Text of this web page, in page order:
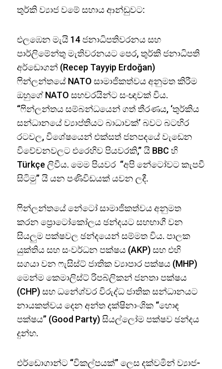
තුර්කි ව්‍යාජ වමේ සහාය ආන්ඩුවට:
එලඹෙන මැයි 14 ජනාධිපතිවරනය සහ
පාර්ලිමේන්තු මැතිවරනයට පෙර, තුර්කි ජනාධිපති
අර්ඩොගන් (Recep Tayyip Erdoğan)
ෆින්ලන්තයේ NATO සාමාජිකත්වය අනුමත කිරීම
ඔහුගේ NATO සහචරයින්ට සංඥාවක් විය.
“ෆින්ලන්තය සම්බන්ධයෙන් ගත් තීරණය, ‘තුර්කිය
සන්ධානයේ ව්‍යාප්තියට බාධාවක්’ බවට බටහිර
රටවල, විශේෂයෙන් එක්සත් ජනපදයේ වැඩෙන
විවේචනවලට එරෙහිව පියවරකි,” යි BBC හි
Türkçe ලිවීය. මෙම පියවර “අපි නේටෝවට කැපවී
සිටිමු” යි යන පණිවිඩයක් යවන ලදී.
ෆින්ලන්තයේ නේටෝ සාමාජිකත්වය අනුමත
කරන ප්‍රොටෝකෝලය ඡන්දයට සහභාගී වන
සියලුම පක්ෂවල ඡන්දයෙන් සම්මත විය. පාලක
යුක්තිය සහ සංවර්ධන පක්ෂය (AKP) සහ එහි
සගයා වන ෆැසිස්ට් ජාතික ව්‍යාපාර පක්ෂය (MHP)
මෙන්ම කෙමාලිස්ට් රිපබ්ලිකන් ජනතා පක්ෂය
(CHP) සහ ධනේශ්වර විරුද්ධ ජාතික සන්ධානයට
නායකත්වය දෙන අන්ත දක්ෂිනාංශික “හොඳ
පක්ෂය” (Good Party) සියල්ලෝම පක්ෂව ඡන්දය
දුන්හ.
එර්ඩොගාන්ට “විකල්පයක්” ලෙස දක්වමින් ව්‍යාජ-